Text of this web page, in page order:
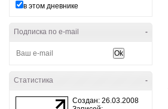
в этом дневнике
-
Подписка по e-mail
-
Статистика
Создан: 26.03.2008